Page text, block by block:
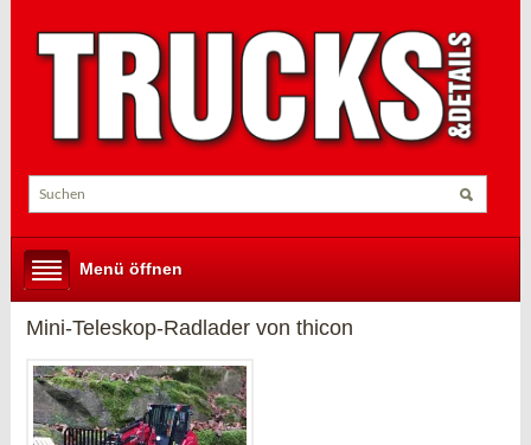
Menü öffnen
Mini-Teleskop-Radlader von thicon